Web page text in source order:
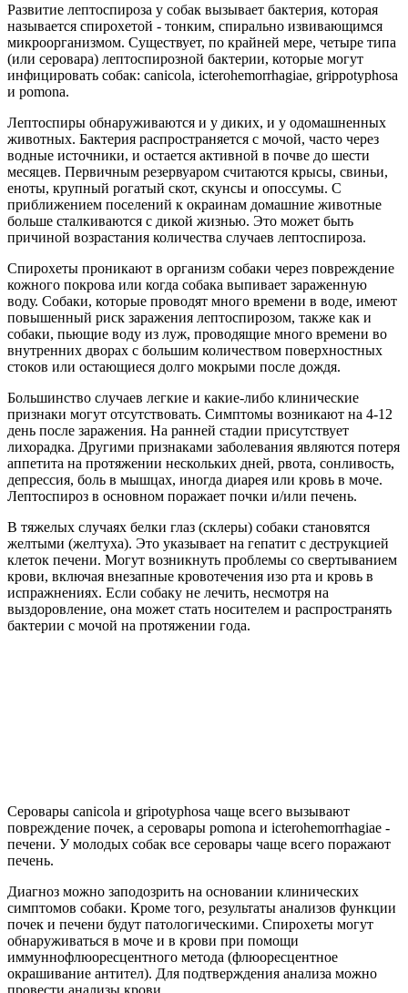
Развитие лептоспироза у собак вызывает бактерия, которая
называется спирохетой - тонким, спирально извивающимся
микроорганизмом. Существует, по крайней мере, четыре типа
(или серовара) лептоспирозной бактерии, которые могут
инфицировать собак: canicola, icterohemorrhagiae, grippotyphosa
и pomona.
Лептоспиры обнаруживаются и у диких, и у одомашненных
животных. Бактерия распространяется с мочой, часто через
водные источники, и остается активной в почве до шести
месяцев. Первичным резервуаром считаются крысы, свиньи,
еноты, крупный рогатый скот, скунсы и опоссумы. С
приближением поселений к окраинам домашние животные
больше сталкиваются с дикой жизнью. Это может быть
причиной возрастания количества случаев лептоспироза.
Спирохеты проникают в организм собаки через повреждение
кожного покрова или когда собака выпивает зараженную
воду. Собаки, которые проводят много времени в воде, имеют
повышенный риск заражения лептоспирозом, также как и
собаки, пьющие воду из луж, проводящие много времени во
внутренних дворах с большим количеством поверхностных
стоков или остающиеся долго мокрыми после дождя.
Большинство случаев легкие и какие-либо клинические
признаки могут отсутствовать. Симптомы возникают на 4-12
день после заражения. На ранней стадии присутствует
лихорадка. Другими признаками заболевания являются потеря
аппетита на протяжении нескольких дней, рвота, сонливость,
депрессия, боль в мышцах, иногда диарея или кровь в моче.
Лептоспироз в основном поражает почки и/или печень.
В тяжелых случаях белки глаз (склеры) собаки становятся
желтыми (желтуха). Это указывает на гепатит с деструкцией
клеток печени. Могут возникнуть проблемы со свертыванием
крови, включая внезапные кровотечения изо рта и кровь в
испражнениях. Если собаку не лечить, несмотря на
выздоровление, она может стать носителем и распространять
бактерии с мочой на протяжении года.
Серовары canicola и gripotyphosa чаще всего вызывают
повреждение почек, а серовары pomona и icterohemorrhagiae -
печени. У молодых собак все серовары чаще всего поражают
печень.
Диагноз можно заподозрить на основании клинических
симптомов собаки. Кроме того, результаты анализов функции
почек и печени будут патологическими. Спирохеты могут
обнаруживаться в моче и в крови при помощи
иммуннофлюоресцентного метода (флюоресцентное
окрашивание антител). Для подтверждения анализа можно
провести анализы крови.